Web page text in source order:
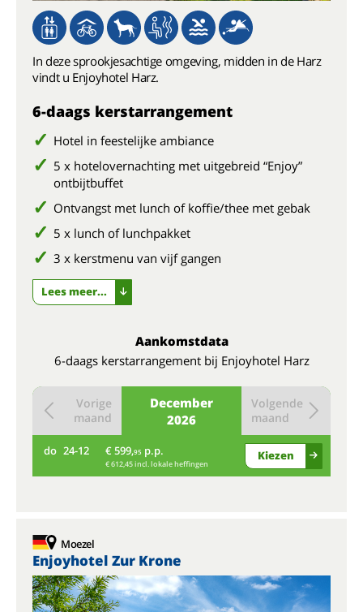
In deze sprookjesachtige omgeving, midden in de Harz
vindt u Enjoyhotel Harz.
6-daags kerstarrangement
Hotel in feestelijke ambiance
5 x hotelovernachting met uitgebreid “Enjoy”
ontbijtbuffet
Ontvangst met lunch of koffie/thee met gebak
5 x lunch of lunchpakket
3 x kerstmenu van vijf gangen
Lees meer...
Aankomstdata
6-daags kerstarrangement bij Enjoyhotel Harz
December
2026
Vorige
maand
Volgende
maand
do 24-12 € 599,95 p.p.
€ 612,45 incl. lokale heffingen
Kiezen
Moezel
Enjoyhotel Zur Krone